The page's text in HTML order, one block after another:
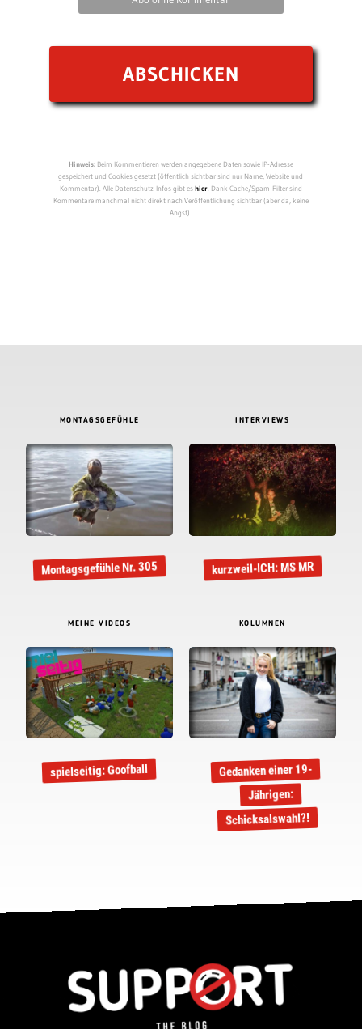
Hinweis:Beim Kommentieren werden angegebene Daten sowie IP-Adresse
gespeichert und Cookies gesetzt (öffentlich sichtbar sind nur Name, Website und
Kommentar). Alle Datenschutz-Infos gibt eshier. Dank Cache/Spam-Filter sind
Kommentare manchmal nicht direkt nach Veröffentlichung sichtbar (aber da, keine
Angst).
MONTAGSGEFÜHLE
Montagsgefühle Nr. 305
INTERVIEWS
kurzweil-ICH: MS MR
MEINE VIDEOS
spielseitig: Goofball
KOLUMNEN
Gedanken einer 19-
Jährigen:
Schicksalswahl?!